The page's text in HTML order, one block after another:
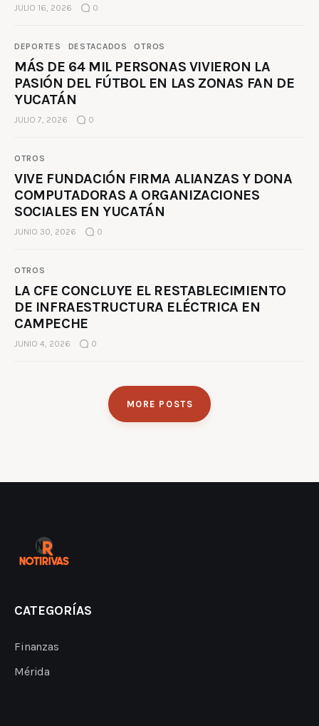
JULIO 16, 2026 0
DEPORTES DESTACADOS OTROS
MÁS DE 64 MIL PERSONAS VIVIERON LA
PASIÓN DEL FÚTBOL EN LAS ZONAS FAN DE
YUCATÁN
JULIO 7, 2026 0
OTROS
VIVE FUNDACIÓN FIRMA ALIANZAS Y DONA
COMPUTADORAS A ORGANIZACIONES
SOCIALES EN YUCATÁN
JUNIO 30, 2026 0
OTROS
LA CFE CONCLUYE EL RESTABLECIMIENTO
DE INFRAESTRUCTURA ELÉCTRICA EN
CAMPECHE
JUNIO 4, 2026 0
MORE POSTS
CATEGORÍAS
Finanzas
Mérida